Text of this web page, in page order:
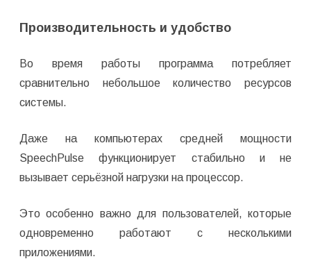
Производительность и удобство
Во время работы программа потребляет
сравнительно небольшое количество ресурсов
системы.
Даже на компьютерах средней мощности
SpeechPulse функционирует стабильно и не
вызывает серьёзной нагрузки на процессор.
Это особенно важно для пользователей, которые
одновременно работают с несколькими
приложениями.